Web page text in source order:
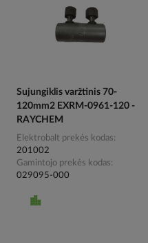
Sujungiklis varžtinis 70-
120mm2 EXRM-0961-120 -
RAYCHEM
Elektrobalt prekės kodas
201002
Gamintojo prekės kodas
029095-000